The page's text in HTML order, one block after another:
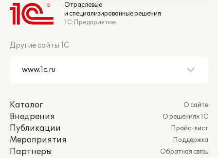
Отраслевые
и специализированные решения
1С:Предприятие
Другие сайты 1С
Каталог
Внедрения
Публикации
Мероприятия
Партнеры
О сайте
О решениях 1С
Прайс-лист
Поддержка
Обратная связь